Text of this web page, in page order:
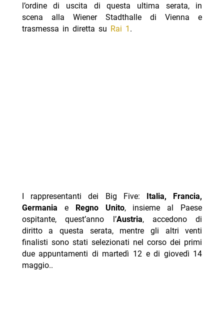
l’ordine di uscita di questa ultima serata, in
scena alla Wiener Stadthalle di Vienna e
trasmessa in diretta su Rai 1 .
I rappresentanti dei Big Five: Italia, Francia,
Germania e Regno Unito, insieme al Paese
ospitante, quest’anno l’Austria, accedono di
diritto a questa serata, mentre gli altri venti
finalisti sono stati selezionati nel corso dei primi
due appuntamenti di martedì 12 e di giovedì 14
maggio..